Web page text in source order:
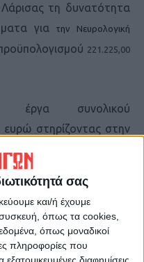
σας
και/ή έχουμε
όπως τα cookies,
όπως μοναδικοί
πληροφορίες που
τη δυνατότητα
για
την Νευρολογική
προϋπολογισμού 221.225,00
έργα συνολικού
στηρίζοντας στην
εξοπλισμού